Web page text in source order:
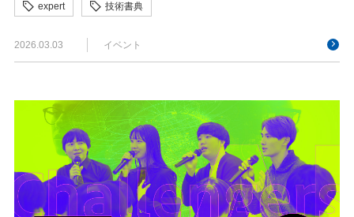
expert 技術書典
2026.03.03 イベント